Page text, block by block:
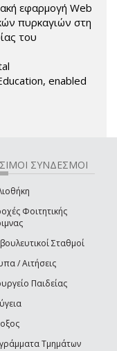
εφαρμογή Web
πυρκαγιών στη
του
enabled
ΣΥΝΔΕΣΜΟΙ
Φοιτητικής
Σταθμοί
/ Αιτήσεις
Παιδείας
Τμημάτων